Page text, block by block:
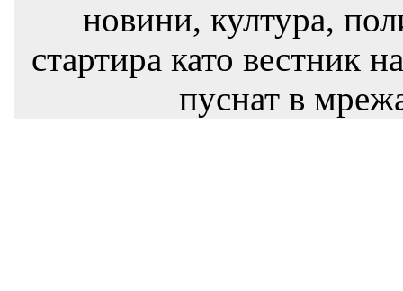
новини, култура,
стартира като вестник
пуснат в